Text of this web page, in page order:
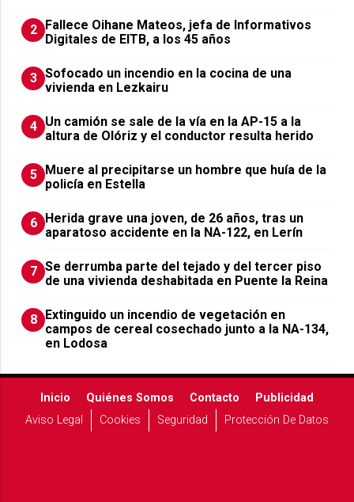
2
Fallece Oihane Mateos, jefa de Informativos
Digitales de EITB, a los 45 años
3 Sofocado un incendio en la cocina de una
vivienda en Lezkairu
4 Un camión se sale de la vía en la AP-15 a la
altura de Olóriz y el conductor resulta herido
5
Muere al precipitarse un hombre que huía de la
policía en Estella
6
Herida grave una joven, de 26 años, tras un
aparatoso accidente en la NA-122, en Lerín
7 Se derrumba parte del tejado y del tercer piso
de una vivienda deshabitada en Puente la Reina
8
Extinguido un incendio de vegetación en
campos de cereal cosechado junto a la NA-134,
en Lodosa
Inicio Quiénes Somos Contacto
Publicidad
Aviso Legal
Cookies Seguridad Protección De Datos